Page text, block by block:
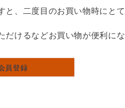
と、二度目のお買い物時にとて
だけるなどお買い物が便利にな
員登録